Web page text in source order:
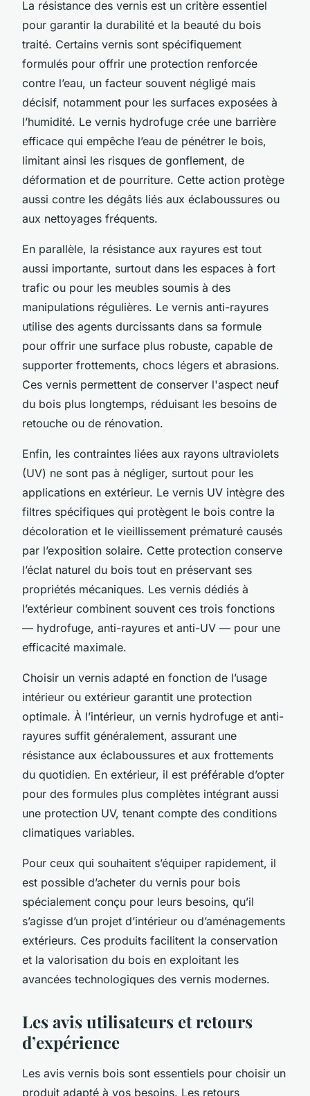
La résistance des vernis est un critère essentiel
pour garantir la durabilité et la beauté du bois
traité. Certains vernis sont spécifiquement
formulés pour offrir une protection renforcée
contre l’eau, un facteur souvent négligé mais
décisif, notamment pour les surfaces exposées à
l’humidité. Le vernis hydrofuge crée une barrière
efficace qui empêche l’eau de pénétrer le bois,
limitant ainsi les risques de gonflement, de
déformation et de pourriture. Cette action protège
aussi contre les dégâts liés aux éclaboussures ou
aux nettoyages fréquents.
En parallèle, la résistance aux rayures est tout
aussi importante, surtout dans les espaces à fort
trafic ou pour les meubles soumis à des
manipulations régulières. Le vernis anti-rayures
utilise des agents durcissants dans sa formule
pour offrir une surface plus robuste, capable de
supporter frottements, chocs légers et abrasions.
Ces vernis permettent de conserver l'aspect neuf
du bois plus longtemps, réduisant les besoins de
retouche ou de rénovation.
Enfin, les contraintes liées aux rayons ultraviolets
(UV) ne sont pas à négliger, surtout pour les
applications en extérieur. Le vernis UV intègre des
filtres spécifiques qui protègent le bois contre la
décoloration et le vieillissement prématuré causés
par l’exposition solaire. Cette protection conserve
l’éclat naturel du bois tout en préservant ses
propriétés mécaniques. Les vernis dédiés à
l’extérieur combinent souvent ces trois fonctions
— hydrofuge, anti-rayures et anti-UV — pour une
efficacité maximale.
Choisir un vernis adapté en fonction de l’usage
intérieur ou extérieur garantit une protection
optimale. À l’intérieur, un vernis hydrofuge et anti-
rayures suffit généralement, assurant une
résistance aux éclaboussures et aux frottements
du quotidien. En extérieur, il est préférable d’opter
pour des formules plus complètes intégrant aussi
une protection UV, tenant compte des conditions
climatiques variables.
Pour ceux qui souhaitent s’équiper rapidement, il
est possible d’acheter du vernis pour bois
spécialement conçu pour leurs besoins, qu’il
s’agisse d’un projet d’intérieur ou d’aménagements
extérieurs. Ces produits facilitent la conservation
et la valorisation du bois en exploitant les
avancées technologiques des vernis modernes.
Les avis utilisateurs et retours
d’expérience
Les avis vernis bois sont essentiels pour choisir un
produit adapté à vos besoins. Les retours